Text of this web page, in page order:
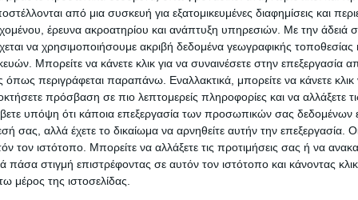
από μια συσκευή για εξατομικευμένες διαφημίσεις και
έρευνα ακροατηρίου και ανάπτυξη υπηρεσιών. Με την άδειά
να χρησιμοποιήσουμε ακριβή δεδομένα γεωγραφικής τοποθεσίας
Μπορείτε να κάνετε κλικ για να συναινέσετε στην επεξεργασία
περιγράφεται παραπάνω. Εναλλακτικά, μπορείτε να κάνετε κλικ
πρόσβαση σε πιο λεπτομερείς πληροφορίες και να αλλάξετε
υπόψη ότι κάποια επεξεργασία των προσωπικών σας δεδομένων
σας, αλλά έχετε το δικαίωμα να αρνηθείτε αυτήν την επεξεργασία.
τον ιστότοπο. Μπορείτε να αλλάξετε τις προτιμήσεις σας ή να
στιγμή επιστρέφοντας σε αυτόν τον ιστότοπο και κάνοντας
μέρος της ιστοσελίδας.
διαφήμισης για να βοηθήσουν τον Παγκόσμιο
έγκυρη πληροφόρηση σχετικά με τον τρόπο
αύξηση σε σχέση με τα 25 εκατομμύρια δολάρια
διαφήμισης προς κοινοτικούς οικονομικούς
πόρους που αφορούν στις μικρομεσαίες επιχειρήσεις.
δολαρίων, το οποίο θα στηρίξει ΜΚΟ και
και με τα 15 εκατομμύρια δολάρια επιδοτήσεων σε
μικρομεσαίων επιχειρήσεων.
λογαριασμούς κατά τη διάρκεια του προηγούμενου